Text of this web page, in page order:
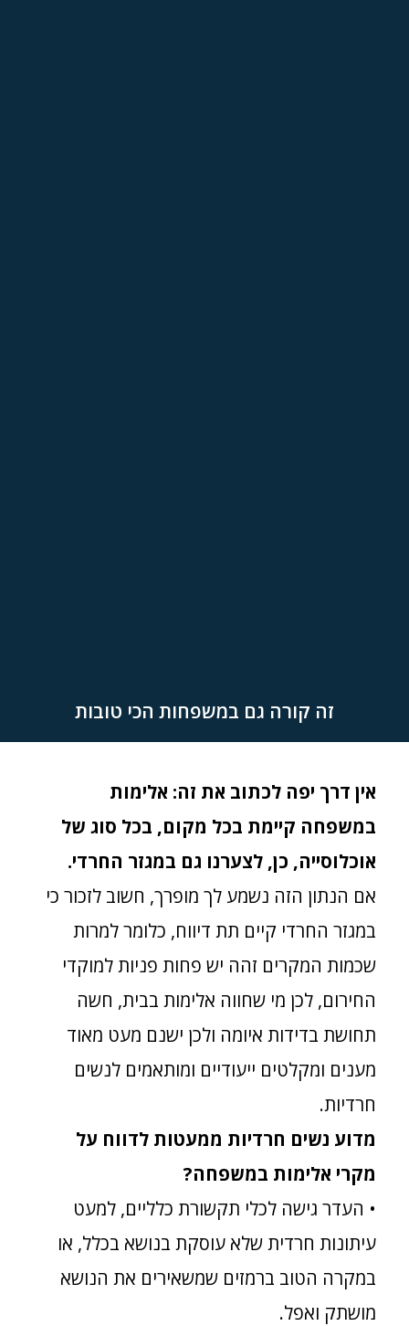
זה קורה גם במשפחות הכי טובות
אין דרך יפה לכתוב את זה: אלימות
במשפחה קיימת בכל מקום, בכל סוג של
אוכלוסייה, כן, לצערנו גם במגזר החרדי.
אם הנתון הזה נשמע לך מופרך, חשוב לזכור כי
במגזר החרדי קיים תת דיווח, כלומר למרות
שכמות המקרים זהה יש פחות פניות למוקדי
החירום, לכן מי שחווה אלימות בבית, חשה
תחושת בדידות איומה ולכן ישנם מעט מאוד
מענים ומקלטים ייעודיים ומותאמים לנשים
חרדיות.
מדוע נשים חרדיות ממעטות לדווח על
מקרי אלימות במשפחה?
• העדר גישה לכלי תקשורת כלליים, למעט
עיתונות חרדית שלא עוסקת בנושא בכלל, או
במקרה הטוב ברמזים שמשאירים את הנושא
מושתק ואפל.